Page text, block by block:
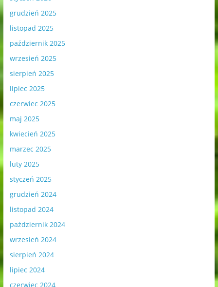
grudzień 2025
listopad 2025
październik 2025
wrzesień 2025
sierpień 2025
lipiec 2025
czerwiec 2025
maj 2025
kwiecień 2025
marzec 2025
luty 2025
styczeń 2025
grudzień 2024
listopad 2024
październik 2024
wrzesień 2024
sierpień 2024
lipiec 2024
czerwiec 2024